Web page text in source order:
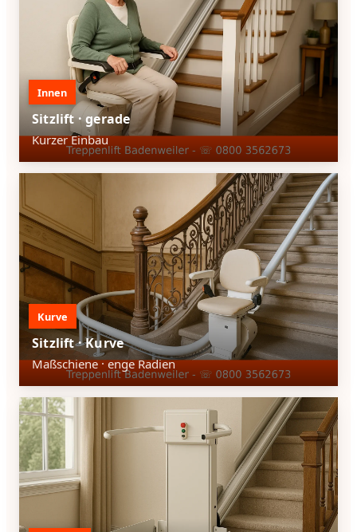
Innen
Sitzlift · gerade
Kurzer Einbau
Kurve
Sitzlift · Kurve
Maßschiene · enge Radien